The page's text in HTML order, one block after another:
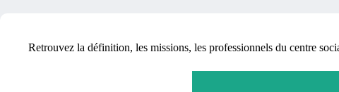
Retrouvez la définition, les missions, les professionnels du centre